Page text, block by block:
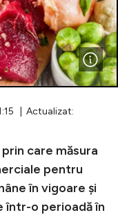
| Actualizat:
care măsura
pentru
în vigoare și
într-o perioadă în